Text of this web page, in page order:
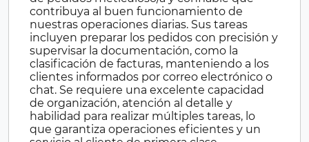
contribuya al buen funcionamiento de
nuestras operaciones diarias. Sus tareas
incluyen preparar los pedidos con precisión y
supervisar la documentación, como la
clasificación de facturas, manteniendo a los
clientes informados por correo electrónico o
chat. Se requiere una excelente capacidad
de organización, atención al detalle y
habilidad para realizar múltiples tareas, lo
que garantiza operaciones eficientes y un